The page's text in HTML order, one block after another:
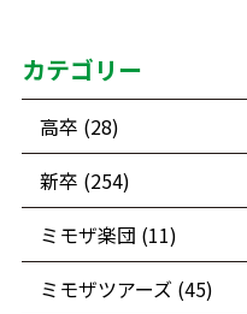
カテゴリー
高卒 (28)
新卒 (254)
ミモザ楽団 (11)
ミモザツアーズ (45)